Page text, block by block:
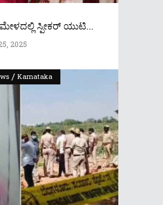
ಸ್ಪೀಕರ್ ಯುಟಿ...
2025
/ Karnataka